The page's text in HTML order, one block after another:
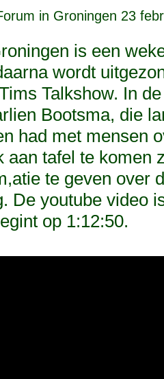
in Groningen 23
is een
wordt
Talkshow. In
Bootsma, die
had met mensen
aan tafel te komen
te geven over
De youtube video
op 1:12:50.